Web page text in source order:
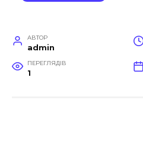
АВТОР
admin
ПЕРЕГЛЯДІВ
1